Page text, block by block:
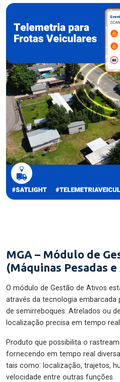
MGA – Módulo de
(Máquinas Pesadas
O módulo de Gestão de Ativos
através da tecnologia
de semirreboques: Atrelados ou
localização precisa em tempo
Produto que possibilita o
fornecendo em tempo real
tais como: localização, trajetos,
velocidade entre outras funções.